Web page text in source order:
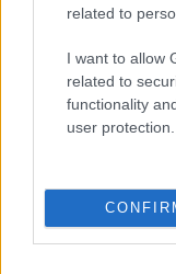
related to
I want to allow
related to
functionality
user protection.